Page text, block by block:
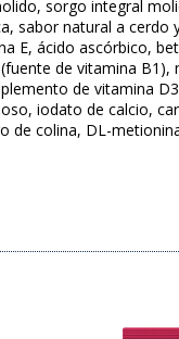
sorgo integral
sabor natural a
E, ácido ascórbico,
de vitamina B1),
de vitamina
iodato de calcio,
de colina, DL-